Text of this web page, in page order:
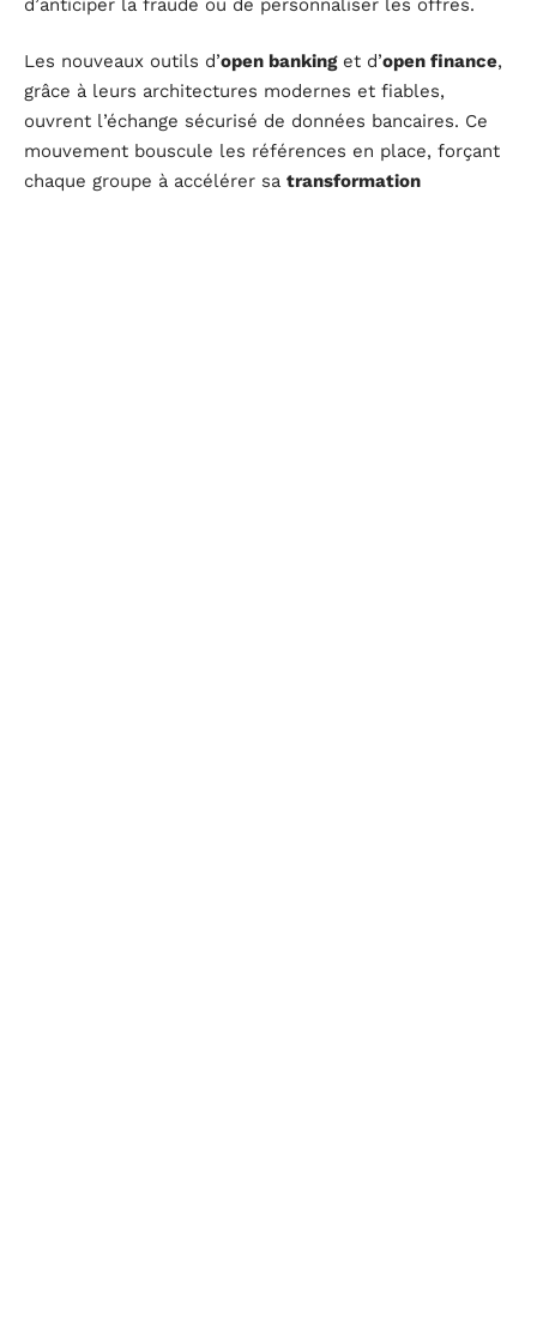
Les nouveaux outils d’open bankinget d’open finance,
grâce à leurs architectures modernes et fiables,
ouvrent l’échange sécurisé de données bancaires. Ce
mouvement bouscule les références en place, forçant
chaque groupe à accélérer sa transformation